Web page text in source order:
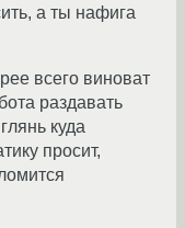
а ты нафига
всего виноват
раздавать
куда
просит,